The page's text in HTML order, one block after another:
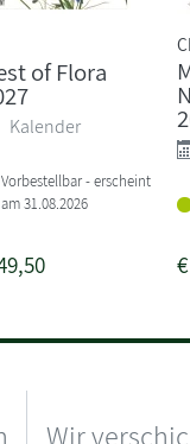
of Flora
Kalender
Vorbestellbar - erscheint
am 31.08.2026
€
Wir